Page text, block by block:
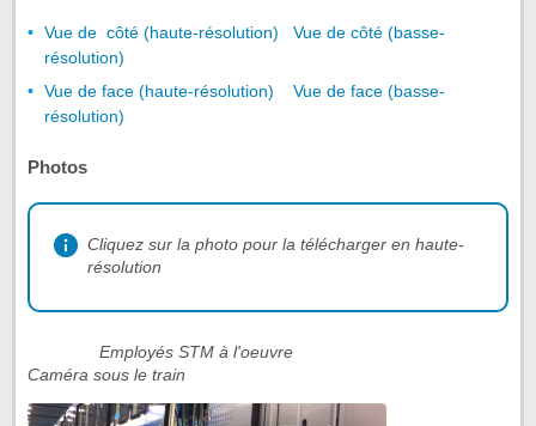
Vue de côté (haute-résolution)
Vue de côté (basse-
résolution)
Vue de face (haute-résolution)
Vue de face (basse-
résolution)
Photos
Cliquez sur la photo pour la télécharger en haute-
résolution
Employés STM à l'oeuvre
Caméra sous le train